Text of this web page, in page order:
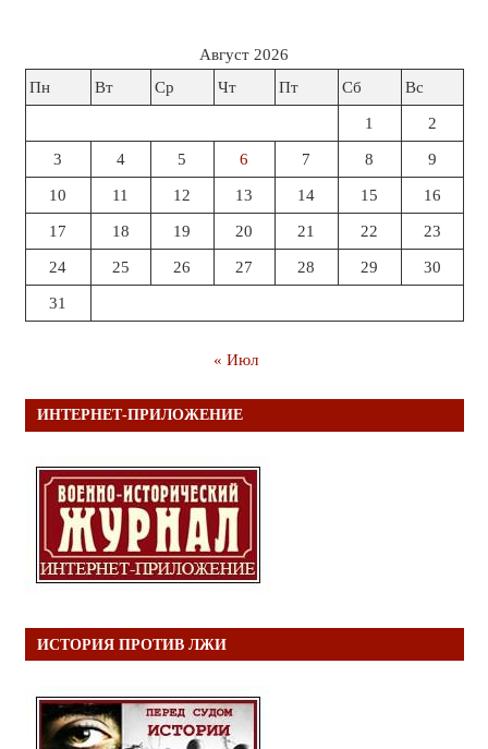
Август 2026
Пн
Вт Ср Чт Пт Сб Вс
1 2
3 4 5 6 7 8 9
10 11 12 13 14 15 16
17 18 19 20 21 22 23
24 25 26 27 28 29 30
31
« Июл
ИНТЕРНЕТ-ПРИЛОЖЕНИЕ
ИСТОРИЯ ПРОТИВ ЛЖИ